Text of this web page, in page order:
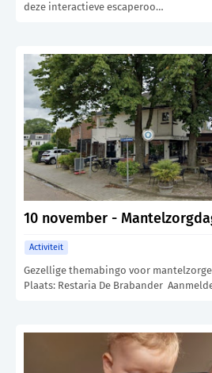
deze interactieve escaperoo…
10 november -
Activiteit
Gezellige themabingo voor
Plaats: Restaria De Brabander